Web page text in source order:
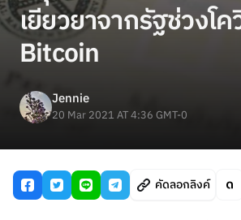
เยียวยาจากรัฐช่วงโ
Bitcoin
Jennie
20 Mar 2021 AT 4:36 GMT-0
คัดลอกลิงค์